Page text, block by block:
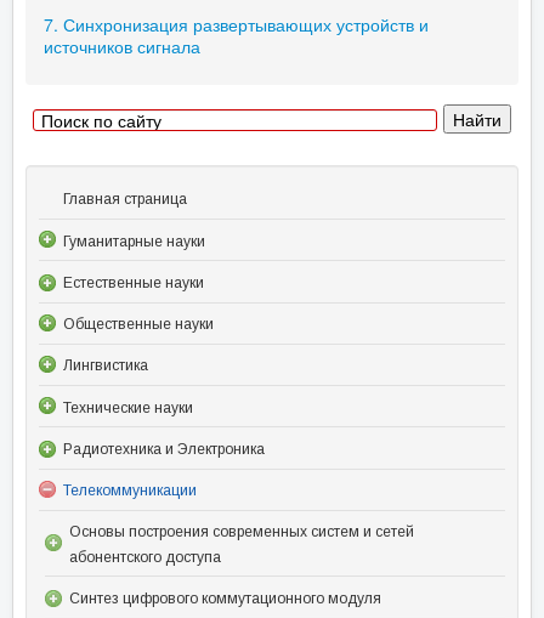
7. Синхронизация развертывающих устройств и
источников сигнала
Главная страница
Гуманитарные науки
Естественные науки
Общественные науки
Лингвистика
Технические науки
Радиотехника и Электроника
Телекоммуникации
Основы построения современных систем и сетей
абонентского доступа
Синтез цифрового коммутационного модуля